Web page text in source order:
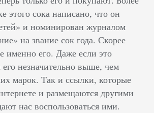
этого сока написано, что он
и номинирован журналом
на звание сок года. Скорее
именно его. Даже если это
незначительно выше, чем
марок. Так и ссылки, которые
и размещаются другими
нас воспользоваться ими.